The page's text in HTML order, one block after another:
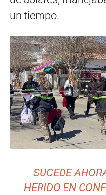
un tiempo.
SUCEDE
HERIDO EN